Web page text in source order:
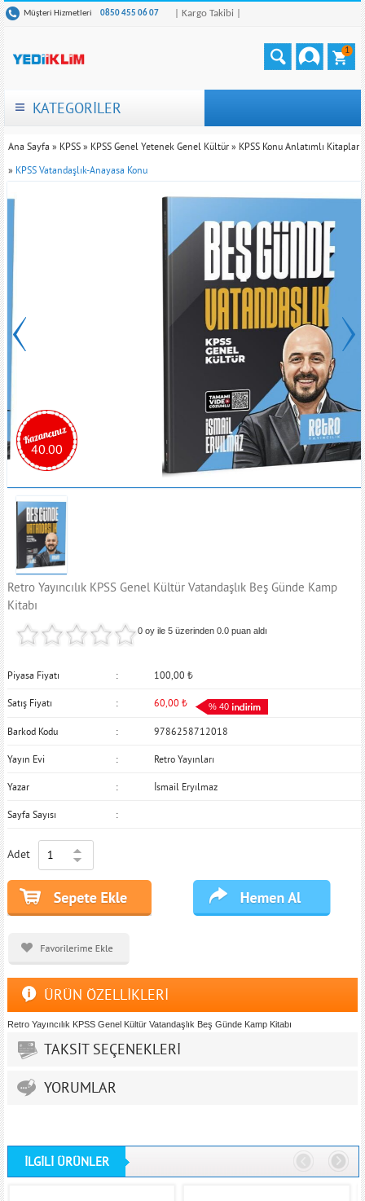
Müşteri Hizmetleri 0850 455 06 07 | Kargo Takibi |
1
KATEGORİLER
Ana Sayfa » KPSS » KPSS Genel Yetenek Genel Kültür » KPSS Konu Anlatımlı Kitaplar
» KPSS Vatandaşlık-Anayasa Konu
40.00
Retro Yayıncılık KPSS Genel Kültür Vatandaşlık Beş Günde Kamp
Kitabı
0 oy ile 5 üzerinden0.0 puan aldı
Piyasa Fiyatı 100,00 ₺
Satış Fiyatı 60,00 ₺ % 40
Barkod Kodu 9786258712018
Yayın Evi Retro Yayınları
Yazar İsmail Eryılmaz
Sayfa Sayısı
Adet
ÜRÜN ÖZELLİKLERİ
Retro Yayıncılık KPSS Genel Kültür Vatandaşlık Beş Günde Kamp Kitabı
TAKSİT SEÇENEKLERİ
YORUMLAR
İLGİLİ ÜRÜNLER